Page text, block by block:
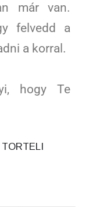
már van.
felvedd a
a korral.
hogy Te